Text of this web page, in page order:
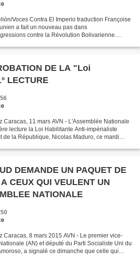
Voces Contra El Imperio traduction Françoise
a fait un nouveau pas dans
contre la Révolution Bolivarienne.
DE LA "Loi
LECTURE
Caracas, 11 mars AVN - L'Assemblée Nationale
lecture la Loi Habilitante Anti-impérialiste
de la République, Nicolas Maduro, ce mardi
DEMANDE UN PAQUET DE
CEUX QUI VEULENT UN
NATIONALE
Caracas, 8 mars 2015 AVN - Le premier vice-
(AN) et député du Parti Socialiste Uni du
a signalé ce dimanche que celle qui